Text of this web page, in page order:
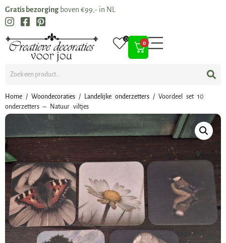
Gratis bezorging boven €99,- in NL
0
0
Home / Woondecoraties / Landelijke onderzetters / Voordeel set 10
onderzetters – Natuur viltjes